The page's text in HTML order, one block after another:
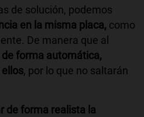
de solución, podemos
en la misma placa, como
De manera que al
forma automática,
, por lo que no saltarán
de forma realista la